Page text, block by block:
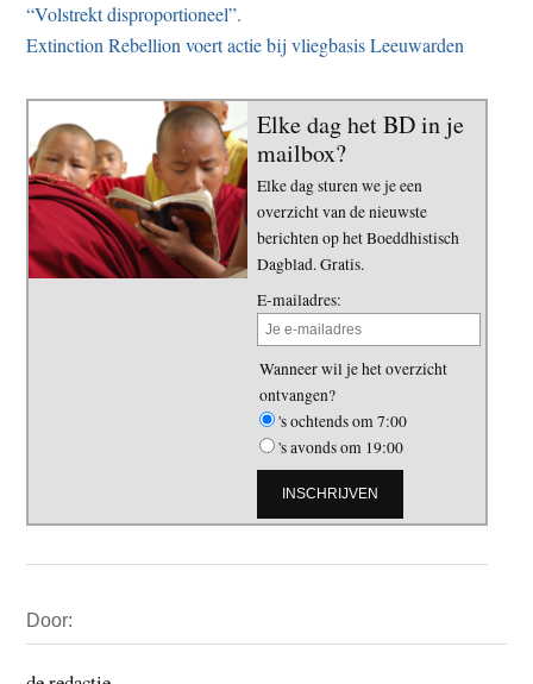
“Volstrekt disproportioneel”.
Extinction Rebellion voert actie bij vliegbasis Leeuwarden
Elke dag het BD in je
mailbox?
Elke dag sturen we je een
overzicht van de nieuwste
berichten op het Boeddhistisch
Dagblad. Gratis.
E-mailadres:
Wanneer wil je het overzicht
ontvangen?
's ochtends om 7:00
's avonds om 19:00
Sidebar
Door: